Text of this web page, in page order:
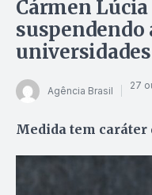
Cármen
suspendendo
universidades
Agência Brasil 27
Medida tem caráter